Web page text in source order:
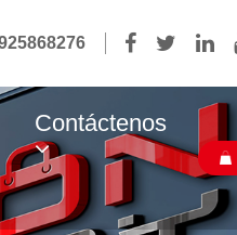
Contáctenos